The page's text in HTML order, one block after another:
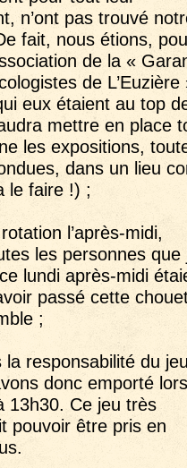
n’ont pas trouvé
fait, nous étions,
de la «
de L’Euzière
eux étaient au top
mettre en place
les expositions,
dans un lieu
le faire !) ;
l’après-midi,
les personnes que
lundi après-midi
passé cette
;
la responsabilité du
donc emporté
13h30. Ce jeu très
pouvoir être pris en